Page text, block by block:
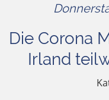
Die Corona
Irland